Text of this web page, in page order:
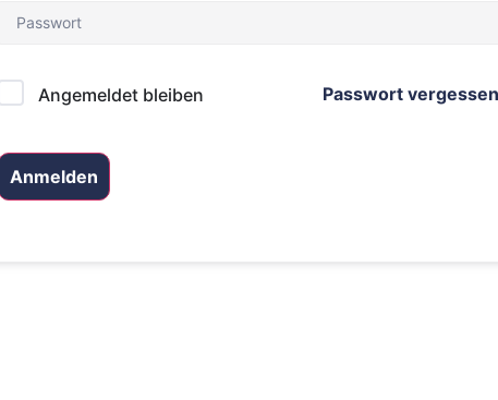
Angemeldet bleiben Passwort
Anmelden